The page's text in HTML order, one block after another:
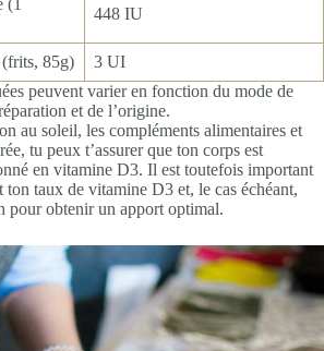
(1
448 IU
85g)
3 UI
peuvent varier en fonction du mode de
et de l’origine.
au soleil, les compléments alimentaires et
tu peux t’assurer que ton corps est
en vitamine D3. Il est toutefois important
taux de vitamine D3 et, le cas échéant,
pour obtenir un apport optimal.